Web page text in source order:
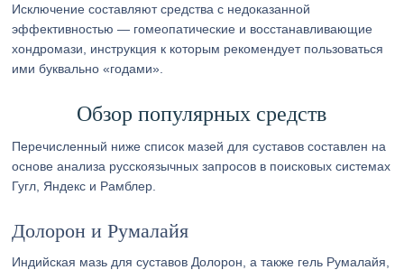
Исключение составляют средства с недоказанной
эффективностью — гомеопатические и восстанавливающие
хондромази, инструкция к которым рекомендует пользоваться
ими буквально «годами».
Обзор популярных средств
Перечисленный ниже список мазей для суставов составлен на
основе анализа русскоязычных запросов в поисковых системах
Гугл, Яндекс и Рамблер.
Долорон и Румалайя
Индийская мазь для суставов Долорон, а также гель Румалайя,